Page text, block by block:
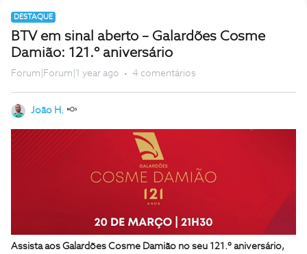
DESTAQUE
BTV em sinal aberto – Galardões Cosme
Damião: 121.º aniversário
Forum|Forum|1 year ago 4 comentários
João H.
Assista aos Galardões Cosme Damião no seu 121.º aniversário,